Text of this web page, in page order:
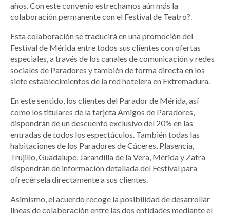
años. Con este convenio estrechamos aún más la
colaboración permanente con el Festival de Teatro?.
Esta colaboración se traducirá en una promoción del
Festival de Mérida entre todos sus clientes con ofertas
especiales, a través de los canales de comunicación y redes
sociales de Paradores y también de forma directa en los
siete establecimientos de la red hotelera en Extremadura.
En este sentido, los clientes del Parador de Mérida, así
como los titulares de la tarjeta Amigos de Paradores,
dispondrán de un descuento exclusivo del 20% en las
entradas de todos los espectáculos. También todas las
habitaciones de los Paradores de Cáceres, Plasencia,
Trujillo, Guadalupe, Jarandilla de la Vera, Mérida y Zafra
dispondrán de información detallada del Festival para
ofrecérsela directamente a sus clientes.
Asimismo, el acuerdo recoge la posibilidad de desarrollar
líneas de colaboración entre las dos entidades mediante el